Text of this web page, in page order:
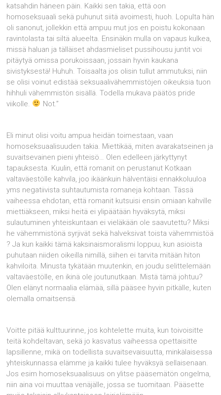
katsahdin häneen päin. Kaikki sen takia, että oon
homoseksuaali sekä puhunut siitä avoimesti, huoh. Lopulta hän
oli sanonut, jollekkin että ampuu mut jos en poistu kokonaan
ravintolasta tai siltä alueelta. Ensinäkin mulla on vapaus kulkea,
missä haluan ja tälläiset ahdasmieliset pussihousu juntit voi
pitäytyä omissa porukoissaan, jossain hyvin kaukana
sivistyksestä! Huhuh. Toisaalta jos olisin tullut ammutuksi, niin
se olisi voinut edistää seksuaalivähemmistöjen oikeuksia tuon
hihhuli vähemmistön sisällä. Todella mukava päätös pride
viikolle.
Not.”
Eli minut olisi voitu ampua heidän toimestaan, vaan
homoseksuaalisuuden takia. Miettikää, miten avarakatseinen ja
suvaitsevainen pieni yhteisö… Olen edelleen järkyttynyt
tapauksesta. Kuulin, että romanit on perustanut Kotkaan
valtaväestölle kahvila, joo ikäänkuin hälventäisi ennakkoluuloa
yms negatiivista suhtautumista romaneja kohtaan. Tässä
vaiheessa ehdotan, että romanit kutsuisi ensin omiaan kahville
miettiäkseen, miksi heitä ei ylipäätään hyväksytä, miksi
sulautuminen yhteiskuntaan ei vieläkään ole saavutettu? Miksi
he vähemmistönä syrjivät sekä halveksivat toista vähemmistöä
? Ja kun kaikki tämä kaksinaismoralismi loppuu, kun asioista
puhutaan niiden oikeilla nimillä, siihen ei tarvita mitään hiton
kahviloita. Minusta tykätään muutenkin, en joudu selittelemään
valtaväestölle, en ikinä ole joutunutkaan. Mistä tämä johtuu?
Olen elänyt normaalia elämää, sillä pääsee hyvin pitkälle, kuten
olemalla omaitsensä.
Voitte pitää kulttuurinne, jos kohtelette muita, kun toivoisitte
teitä kohdeltavan, sekä jo kasvatus vaiheessa opettaisitte
lapsillenne, mikä on todellista suvaitsevaisuutta, minkälaisessa
yhteiskunnassa elämme ja kaikki tulee hyväksyä sellaisenaan.
Jos esim homoseksuaalisuus on ylitse pääsemätön ongelma,
niin aina voi muuttaa venäjälle, jossa se tuomitaan. Pääsette